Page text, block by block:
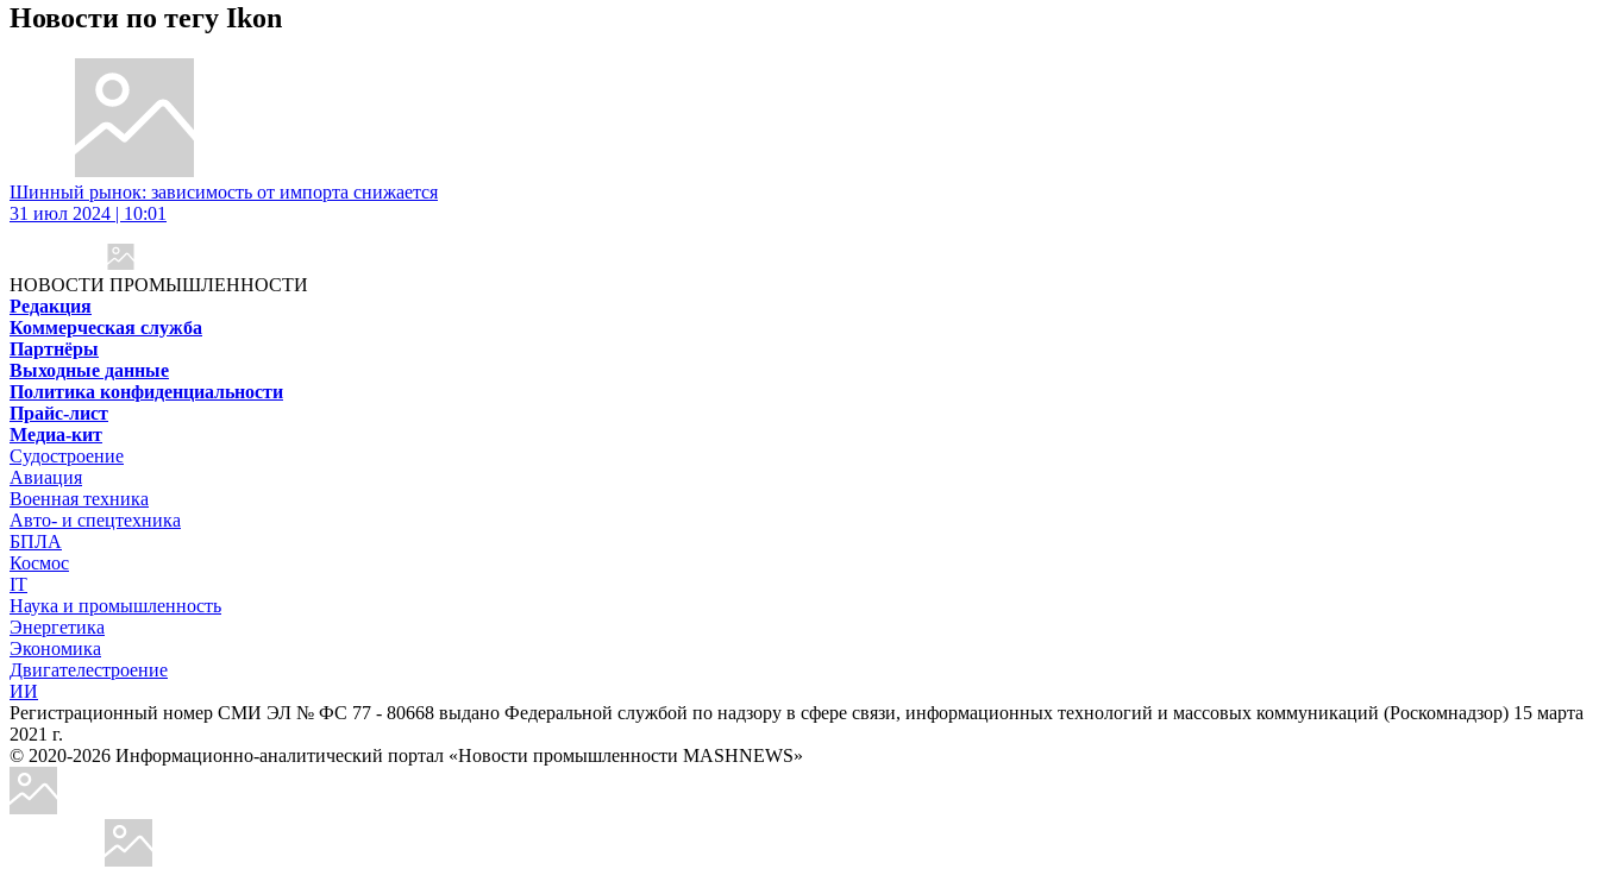
Новости по тегу Ikon
Шинный рынок: зависимость от импорта снижается
31 июл 2024 | 10:01
НОВОСТИ ПРОМЫШЛЕННОСТИ
Редакция
Коммерческая служба
Партнёры
Выходные данные
Политика конфиденциальности
Прайс-лист
Медиа-кит
Судостроение
Авиация
Военная техника
Авто- и спецтехника
БПЛА
Космос
IT
Наука и промышленность
Энергетика
Экономика
Двигателестроение
ИИ
Регистрационный номер СМИ ЭЛ № ФС 77 - 80668 выдано Федеральной службой по надзору в сфере связи, информационных технологий и массовых коммуникаций (Роскомнадзор) 15 марта
2021 г.
© 2020-2026 Информационно-аналитический портал «Новости промышленности MASHNEWS»